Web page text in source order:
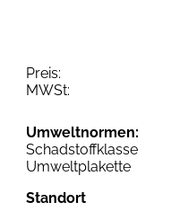
Preis:
MWSt:
Umweltnormen:
Schadstoffklasse
Umweltplakette
Standort